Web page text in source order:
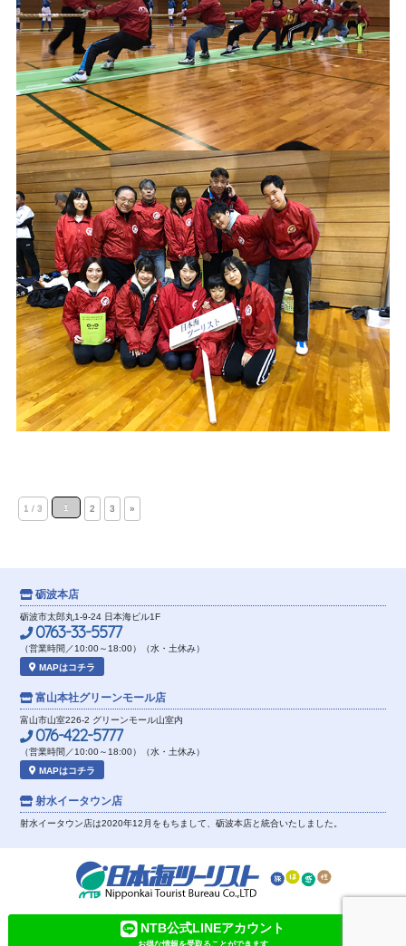
1 / 3 1 2 3 »
砺波本店
砺波市太郎丸1-9-24 日本海ビル1F
0763-33-5577
（営業時間／10:00～18:00）（水・土休み）
MAPはコチラ
富山本社グリーンモール店
富山市山室226-2 グリーンモール山室内
076-422-5777
（営業時間／10:00～18:00）（水・土休み）
MAPはコチラ
射水イータウン店
射水イータウン店は2020年12月をもちまして、砺波本店と統合いたしました。
NTB公式LINEアカウント